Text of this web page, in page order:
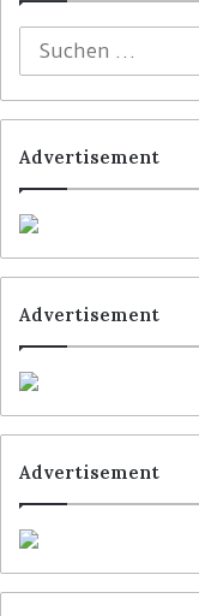
Advertisement
Advertisement
Advertisement